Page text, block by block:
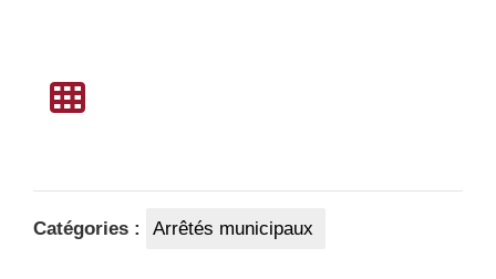
Catégories : Arrêtés municipaux